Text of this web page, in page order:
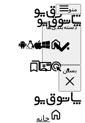
منو
دسته‌بندی‌ها
بستن
خانه